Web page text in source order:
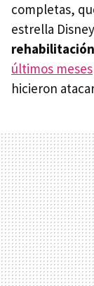
completas,
estrella Disney
rehabilitación
últimos meses
hicieron